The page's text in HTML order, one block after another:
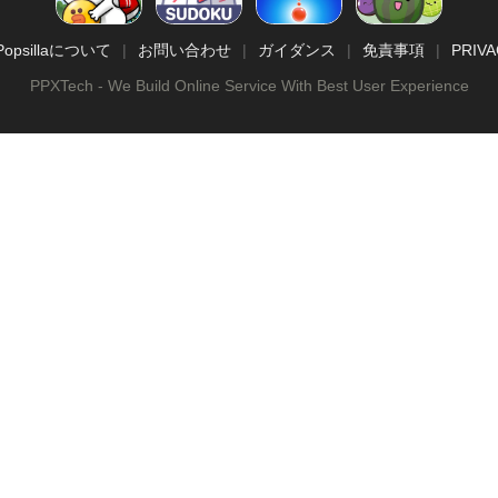
について お問い合わせ ガイダンス 免責事項
PPXTech - We Build Online Service With Best User Experience